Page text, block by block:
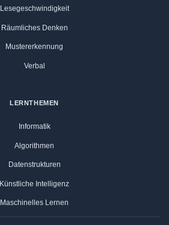
Lesegeschwindigkeit
Räumliches Denken
Mustererkennung
Verbal
LERNTHEMEN
Informatik
Algorithmen
Datenstrukturen
Künstliche Intelligenz
Maschinelles Lernen